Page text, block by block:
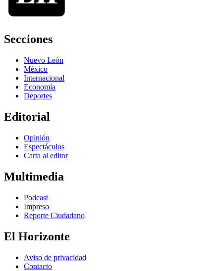
Secciones
Nuevo León
México
Internacional
Economía
Deportes
Editorial
Opinión
Espectáculos
Carta al editor
Multimedia
Podcast
Impreso
Reporte Ciudadano
El Horizonte
Aviso de privacidad
Contacto